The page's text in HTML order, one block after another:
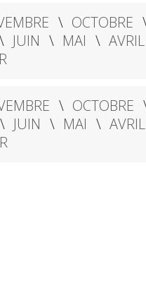
OCTOBRE
JUIN MAI AVRIL
OCTOBRE
JUIN MAI AVRIL